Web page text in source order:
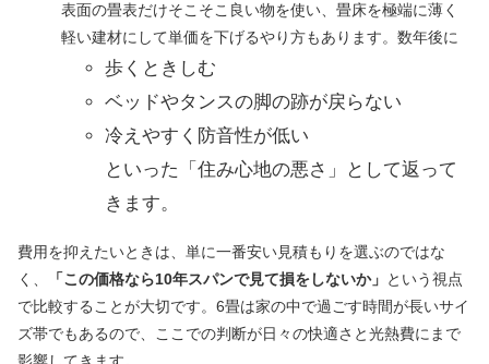
表面の畳表だけそこそこ良い物を使い、畳床を極端に薄く
軽い建材にして単価を下げるやり方もあります。数年後に
歩くときしむ
ベッドやタンスの脚の跡が戻らない
冷えやすく防音性が低い
といった「住み心地の悪さ」として返って
きます。
費用を抑えたいときは、単に一番安い見積もりを選ぶのではな
く、
「この価格なら10年スパンで見て損をしないか」 という視点
で比較することが大切です。6畳は家の中で過ごす時間が長いサイ
ズ帯でもあるので、ここでの判断が日々の快適さと光熱費にまで